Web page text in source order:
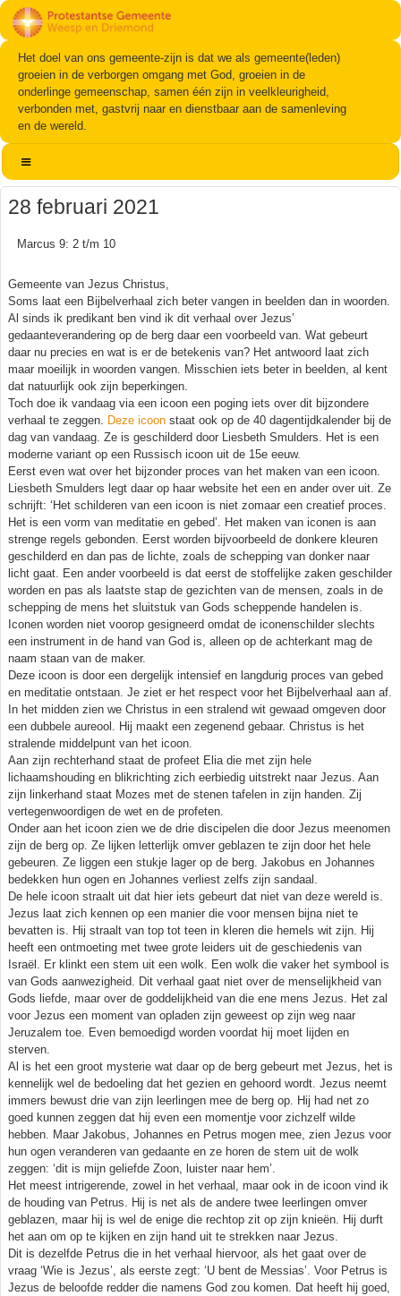
Het doel van ons gemeente-zijn is dat we als gemeente(leden)
groeien in de verborgen omgang met God, groeien in de
onderlinge gemeenschap, samen één zijn in veelkleurigheid,
verbonden met, gastvrij naar en dienstbaar aan de samenleving
en de wereld.
28 februari 2021
Marcus 9: 2 t/m 10
Gemeente van Jezus Christus,
Soms laat een Bijbelverhaal zich beter vangen in beelden dan in woorden.
Al sinds ik predikant ben vind ik dit verhaal over Jezus’
gedaanteverandering op de berg daar een voorbeeld van. Wat gebeurt
daar nu precies en wat is er de betekenis van? Het antwoord laat zich
maar moeilijk in woorden vangen. Misschien iets beter in beelden, al kent
dat natuurlijk ook zijn beperkingen.
Toch doe ik vandaag via een icoon een poging iets over dit bijzondere
verhaal te zeggen. Deze icoon staat ook op de 40 dagentijdkalender bij de
dag van vandaag. Ze is geschilderd door Liesbeth Smulders. Het is een
moderne variant op een Russisch icoon uit de 15e eeuw.
Eerst even wat over het bijzonder proces van het maken van een icoon.
Liesbeth Smulders legt daar op haar website het een en ander over uit. Ze
schrijft: ‘Het schilderen van een icoon is niet zomaar een creatief proces.
Het is een vorm van meditatie en gebed’. Het maken van iconen is aan
strenge regels gebonden. Eerst worden bijvoorbeeld de donkere kleuren
geschilderd en dan pas de lichte, zoals de schepping van donker naar
licht gaat. Een ander voorbeeld is dat eerst de stoffelijke zaken geschilder
worden en pas als laatste stap de gezichten van de mensen, zoals in de
schepping de mens het sluitstuk van Gods scheppende handelen is.
Iconen worden niet voorop gesigneerd omdat de iconenschilder slechts
een instrument in de hand van God is, alleen op de achterkant mag de
naam staan van de maker.
Deze icoon is door een dergelijk intensief en langdurig proces van gebed
en meditatie ontstaan. Je ziet er het respect voor het Bijbelverhaal aan af.
In het midden zien we Christus in een stralend wit gewaad omgeven door
een dubbele aureool. Hij maakt een zegenend gebaar. Christus is het
stralende middelpunt van het icoon.
Aan zijn rechterhand staat de profeet Elia die met zijn hele
lichaamshouding en blikrichting zich eerbiedig uitstrekt naar Jezus. Aan
zijn linkerhand staat Mozes met de stenen tafelen in zijn handen. Zij
vertegenwoordigen de wet en de profeten.
Onder aan het icoon zien we de drie discipelen die door Jezus meenomen
zijn de berg op. Ze lijken letterlijk omver geblazen te zijn door het hele
gebeuren. Ze liggen een stukje lager op de berg. Jakobus en Johannes
bedekken hun ogen en Johannes verliest zelfs zijn sandaal.
De hele icoon straalt uit dat hier iets gebeurt dat niet van deze wereld is.
Jezus laat zich kennen op een manier die voor mensen bijna niet te
bevatten is. Hij straalt van top tot teen in kleren die hemels wit zijn. Hij
heeft een ontmoeting met twee grote leiders uit de geschiedenis van
Israël. Er klinkt een stem uit een wolk. Een wolk die vaker het symbool is
van Gods aanwezigheid. Dit verhaal gaat niet over de menselijkheid van
Gods liefde, maar over de goddelijkheid van die ene mens Jezus. Het zal
voor Jezus een moment van opladen zijn geweest op zijn weg naar
Jeruzalem toe. Even bemoedigd worden voordat hij moet lijden en
sterven.
Al is het een groot mysterie wat daar op de berg gebeurt met Jezus, het is
kennelijk wel de bedoeling dat het gezien en gehoord wordt. Jezus neemt
immers bewust drie van zijn leerlingen mee de berg op. Hij had net zo
goed kunnen zeggen dat hij even een momentje voor zichzelf wilde
hebben. Maar Jakobus, Johannes en Petrus mogen mee, zien Jezus voor
hun ogen veranderen van gedaante en ze horen de stem uit de wolk
zeggen: ‘dit is mijn geliefde Zoon, luister naar hem’.
Het meest intrigerende, zowel in het verhaal, maar ook in de icoon vind ik
de houding van Petrus. Hij is net als de andere twee leerlingen omver
geblazen, maar hij is wel de enige die rechtop zit op zijn knieën. Hij durft
het aan om op te kijken en zijn hand uit te strekken naar Jezus.
Dit is dezelfde Petrus die in het verhaal hiervoor, als het gaat over de
vraag ‘Wie is Jezus’, als eerste zegt: ‘U bent de Messias’. Voor Petrus is
Jezus de beloofde redder die namens God zou komen. Dat heeft hij goed,